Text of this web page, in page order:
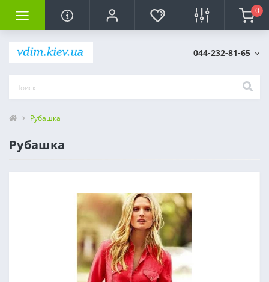
0
044-232-81-65
Рубашка
Рубашка